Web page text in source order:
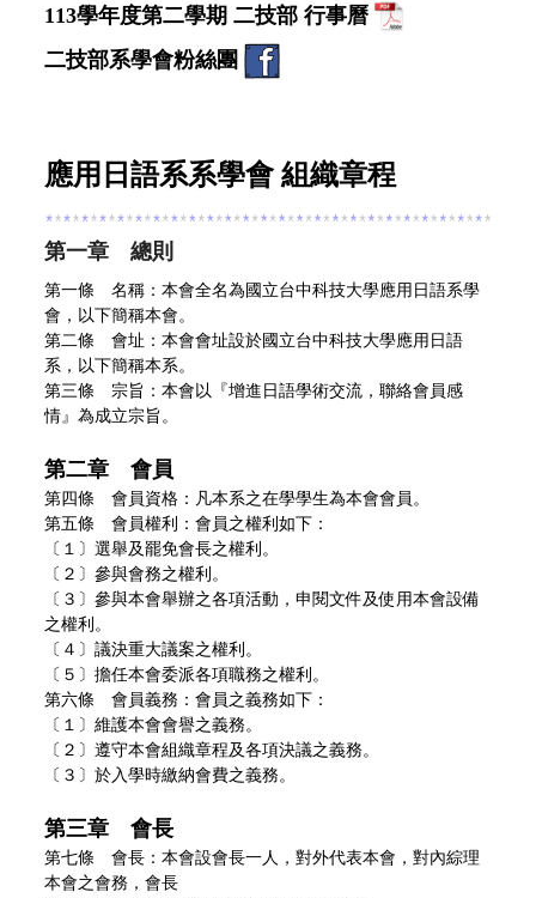
113學年度第二學期 二技部 行事曆
二技部系學會粉絲團
應用日語系系學會 組織章程
第一章 總則
第一條 名稱：本會全名為國立台中科技大學應用日語系學
會，以下簡稱本會。
第二條 會址：本會會址設於國立台中科技大學應用日語
系，以下簡稱本系。
第三條 宗旨：本會以『增進日語學術交流，聯絡會員感
情』為成立宗旨。
第二章 會員
第四條 會員資格：凡本系之在學學生為本會會員。
第五條 會員權利：會員之權利如下：
〔１〕選舉及罷免會長之權利。
〔２〕參與會務之權利。
〔３〕參與本會舉辦之各項活動，申閱文件及使用本會設備
之權利。
〔４〕議決重大議案之權利。
〔５〕擔任本會委派各項職務之權利。
第六條 會員義務：會員之義務如下：
〔１〕維護本會會譽之義務。
〔２〕遵守本會組織章程及各項決議之義務。
〔３〕於入學時繳納會費之義務。
第三章 會長
第七條 會長：本會設會長一人，對外代表本會，對內綜理
本會之會務，會長